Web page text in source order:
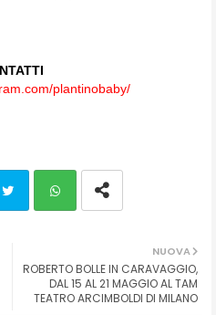
plantinobaby/
ats
NUOVA
ROBERTO BOLLE IN CARAVAGGIO,
DAL 15 AL 21 MAGGIO AL TAM
TEATRO ARCIMBOLDI DI MILANO